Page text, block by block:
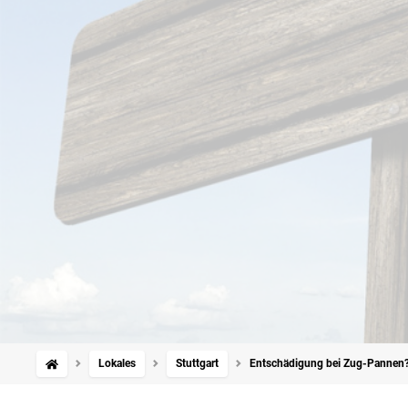
Lokales Stuttgart Entschädigung bei Zug-